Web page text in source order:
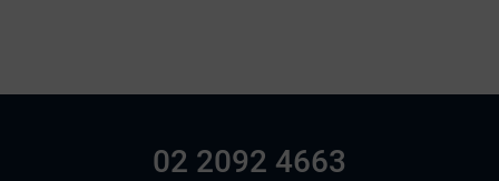
02 2092 4663